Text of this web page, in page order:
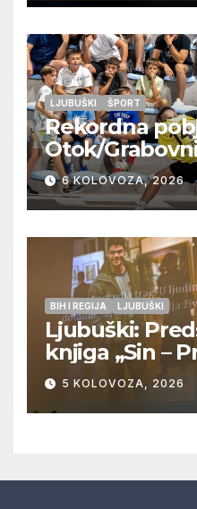
LJUBUŠKI ŠPORT
Rekordna
Otok/
Pregrađa u
Veljaci i
doigravanju,
natjecanje
6 KOLOVOZA, 2026
BIH I REGIJA LJUBUŠKI
Ljubuški:
knjiga „Sin –
dr. sc.
5 KOLOVOZA, 2026